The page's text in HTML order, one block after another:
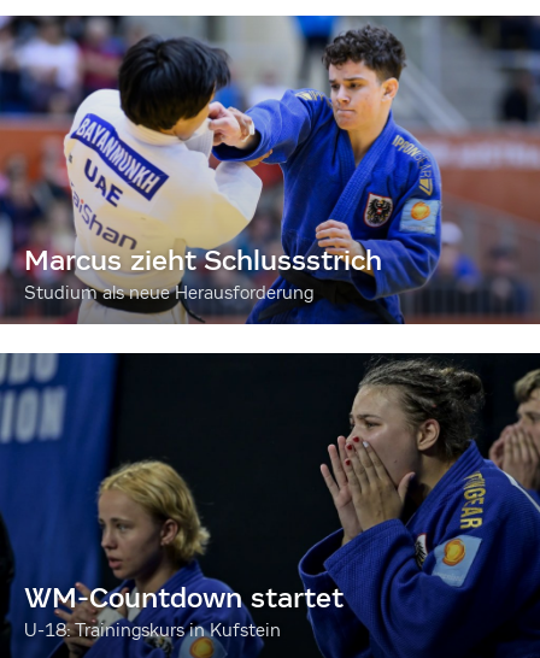
Marcus zieht Schlussstrich
Studium als neue Herausforderung
WM-Countdown startet
U-18: Trainingskurs in Kufstein